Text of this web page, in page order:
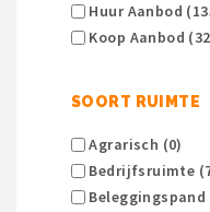
Huur Aanbod
Koop Aanbod
SOORT RUIMTE
Agrarisch (0)
Bedrijfsruimte
Beleggingspand